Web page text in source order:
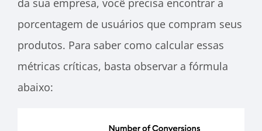
da sua empresa, você precisa encontrar a
porcentagem de usuários que compram seus
produtos. Para saber como calcular essas
métricas críticas, basta observar a fórmula
abaixo: